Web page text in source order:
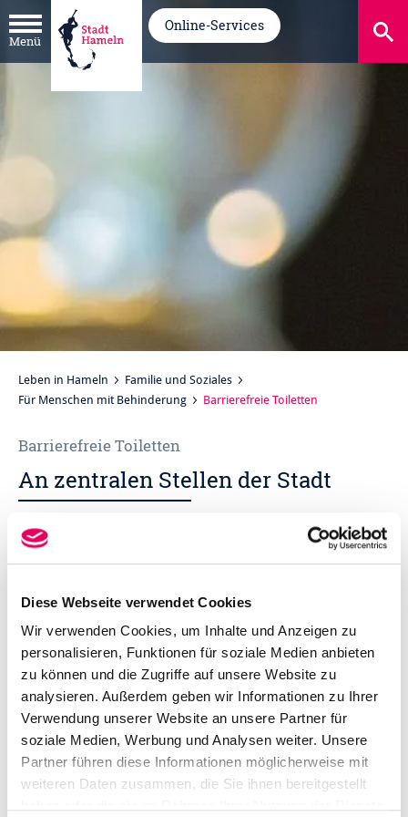
Diese Webseite verwendet Cookies
Wir verwenden Cookies, um Inhalte und Anzeigen zu
personalisieren, Funktionen für soziale Medien anbieten
zu können und die Zugriffe auf unsere Website zu
analysieren. Außerdem geben wir Informationen zu Ihrer
Verwendung unserer Website an unsere Partner für
soziale Medien, Werbung und Analysen weiter. Unsere
Partner führen diese Informationen möglicherweise mit
weiteren Daten zusammen, die Sie ihnen bereitgestellt
Menü
Online-Services
Leben in Hameln
Familie und Soziales
Für Menschen mit Behinderung
Barrierefreie Toiletten
Barrierefreie Toiletten
An zentralen Stellen der Stadt
An verschiedenen Stellen in der Stadt finden Sie
behindertengerechte öffentliche Toiletten. Sie
Besuch in Hameln keine weiten Wege auf sich
nehmen müssen, wenn es schnell gehen muss.
Um die Türen der Toiletten zu öffnen, benötigen Sie
den europaweit gültigen Schlüssel für Behinderten-
WCs. Die Behindertentoiletten im Bahnhofsgebäude
und Parkhaus "Rondell am Krankenhaus" (Schlüssel
am Kiosk erhältlich) werden von der Stadtwerken
betreut. Die Toiletten im FIZ, im Grünen Reiter und
am Europaplatz werden von der Stadt Hameln